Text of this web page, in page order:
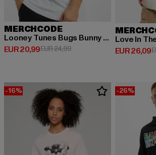
MERCHCODE
Looney Tunes Bugs Bunny Funny Face
EUR 20,99
Huidige prijs: EUR 20,99
EUR 24,99Actieprijs: EUR 24,99
EUR 26,09
Huidige
-16% -26%